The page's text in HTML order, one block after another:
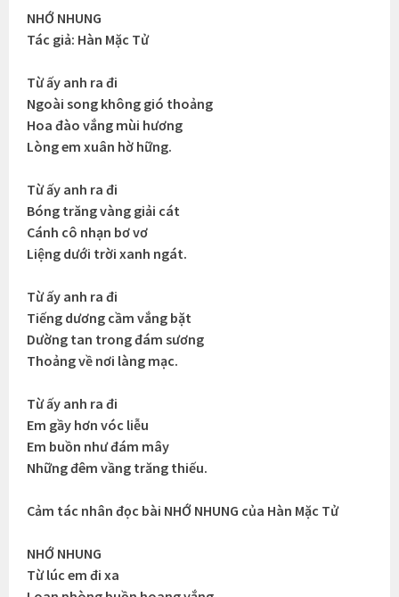
NHỚ NHUNG
Tác giả: Hàn Mặc Tử
Từ ấy anh ra đi
Ngoài song không gió thoảng
Hoa đào vắng mùi hương
Lòng em xuân hờ hững.
Từ ấy anh ra đi
Bóng trăng vàng giải cát
Cánh cô nhạn bơ vơ
Liệng dưới trời xanh ngát.
Từ ấy anh ra đi
Tiếng dương cầm vắng bặt
Dường tan trong đám sương
Thoảng về nơi làng mạc.
Từ ấy anh ra đi
Em gầy hơn vóc liễu
Em buồn như đám mây
Những đêm vầng trăng thiếu.
Cảm tác nhân đọc bài NHỚ NHUNG của Hàn Mặc Tử
NHỚ NHUNG
Từ lúc em đi xa